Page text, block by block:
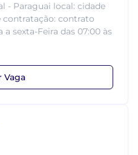
- Paraguai local: cidade
contrato
sexta-Feira das 07:00 às
Vaga